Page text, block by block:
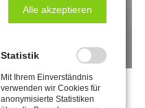
Jos Coenen kam Anfang
Alle akzeptieren
Statistik
Mit Ihrem Einverständnis
verwenden wir Cookies für
anonymisierte Statistiken